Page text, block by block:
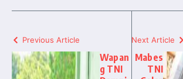
Previous Article
Wapan
g TNI
Next Article
Mabes
TNI